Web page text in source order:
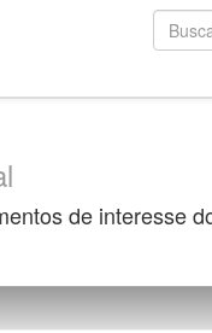
de interesse